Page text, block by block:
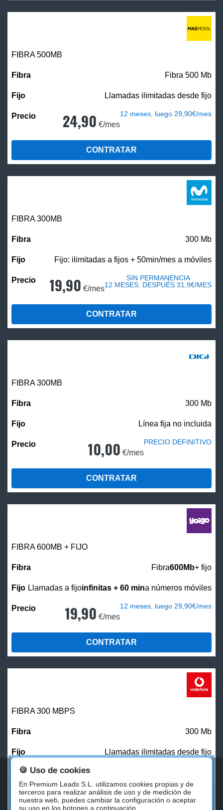
FIBRA500MB
Fibra 500 Mb
Llamadas ilimitadas desde fijo
24,90 €/mes
12 meses, luego 29,90€/mes
CONTRATAR
FIBRA 300MB
300 Mb
Fijo: ilimitadas a fijos + 50min/mes a móviles
19,90 €/mes
SIN PERMANENCIA
12 MESES, DESPUÉS 31,9€/MES
CONTRATAR
FIBRA 300MB
300 Mb
Línea fija no incluida
10,00 €/mes
PRECIO DEFINITIVO
CONTRATAR
FIBRA 600MB + FIJO
Fibra600Mb+ fijo
Llamadas a fijoinfinitas + 60 mina números móviles
19,90 €/mes
12 meses, luego 29,90€/mes
CONTRATAR
FIBRA 300 MBPS
300 Mb
Llamadas ilimitadas desde fijo
27,00 €/mes
CONTRATAR
🍪 Uso de cookies
En Premium Leads S.L. utilizamos cookies propias y de
terceros para realizar análisis de uso y de medición de
nuestra web, puedes cambiar la configuración o aceptar
su uso en los botones a continuación.